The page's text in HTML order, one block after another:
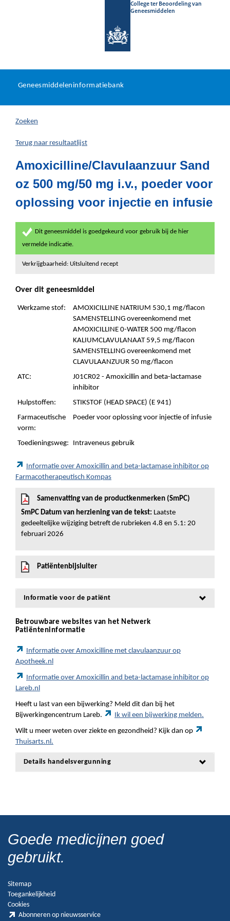
College ter Beoordeling van
Geneesmiddelen
U
hier:
Geneesmiddeleninformatiebank
Zoeken
Terug naar resultaatlijst
Amoxicilline/Clavulaanzuur Sand
oz 500 mg/50 mg i.v., poeder voor
oplossing voor injectie en infusie
Dit geneesmiddel is goedgekeurd voor gebruik bij de hier
vermelde indicatie.
Verkrijgbaarheid: Uitsluitend recept
Over dit geneesmiddel
Werkzame stof:
AMOXICILLINE NATRIUM 530,1 mg/flacon
SAMENSTELLING overeenkomend met
AMOXICILLINE 0-WATER 500 mg/flacon
KALIUMCLAVULANAAT 59,5 mg/flacon
SAMENSTELLING overeenkomend met
CLAVULAANZUUR 50 mg/flacon
ATC:
J01CR02 - Amoxicillin and beta-lactamase
inhibitor
Hulpstoffen:
STIKSTOF (HEAD SPACE) (E 941)
Farmaceutische
vorm:
Poeder voor oplossing voor injectie of infusie
Toedieningsweg: Intraveneus gebruik
Informatie over Amoxicillin and beta-lactamase inhibitor op
Farmacotherapeutisch Kompas
Samenvatting van de productkenmerken (SmPC)
SmPC Datum van herziening van de tekst: Laatste
gedeeltelijke wijziging betreft de rubrieken 4.8 en 5.1: 20
februari 2026
Patiëntenbijsluiter
Informatie voor de patiënt
Betrouwbare websites van het Netwerk
Patiënteninformatie
Informatie over Amoxicilline met clavulaanzuur op
Apotheek.nl
Informatie over Amoxicillin and beta-lactamase inhibitor op
Lareb.nl
Heeft u last van een bijwerking? Meld dit dan bij het
Bijwerkingencentrum Lareb.
Ik wil een bijwerking melden.
Wilt u meer weten over ziekte en gezondheid? Kijk dan op
Thuisarts.nl.
Details handelsvergunning
Goede medicijnen goed
gebruikt.
Sitemap
Toegankelijkheid
Cookies
Abonneren op nieuwsservice